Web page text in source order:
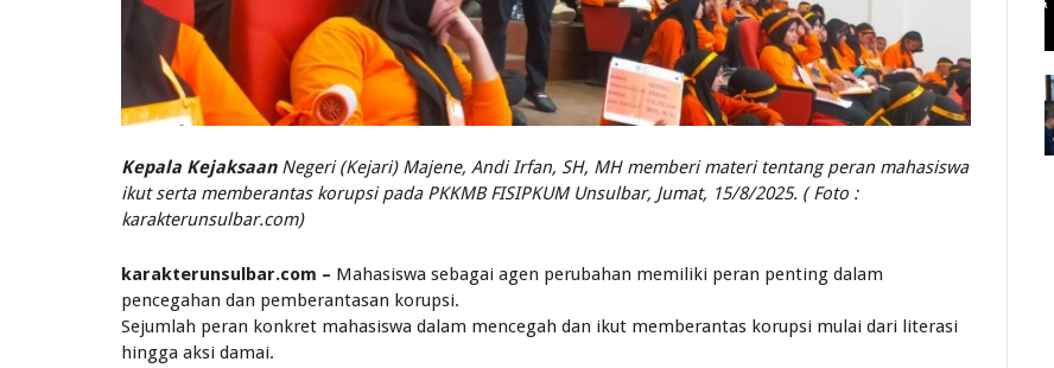
Kepala KejaksaanNegeri (Kejari) Majene, Andi Irfan, SH, MH memberi materi tentang peran mahasiswa
ikut serta memberantas korupsi pada PKKMB FISIPKUM Unsulbar, Jumat, 15/8/2025. ( Foto :
karakterunsulbar.com)
karakterunsulbar.com – Mahasiswa sebagai agen perubahan memiliki peran penting dalam
pencegahan dan pemberantasan korupsi.
Sejumlah peran konkret mahasiswa dalam mencegah dan ikut memberantas korupsi mulai dari literasi
hingga aksi damai.